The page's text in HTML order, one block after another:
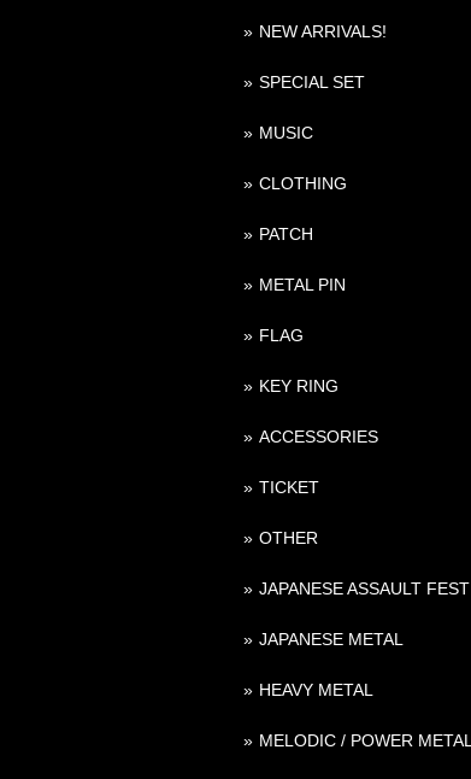
NEW ARRIVALS!
SPECIAL SET
MUSIC
CLOTHING
PATCH
METAL PIN
FLAG
KEY RING
ACCESSORIES
TICKET
OTHER
JAPANESE ASSAULT FEST
JAPANESE METAL
HEAVY METAL
MELODIC / POWER METAL